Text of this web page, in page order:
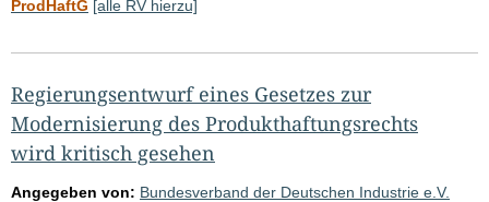
i
t
e
ProdHaftG [alle RV hierzu]
Regierungsentwurf eines Gesetzes zur
Modernisierung des Produkthaftungsrechts
wird kritisch gesehen
Angegeben von: Bundesverband der Deutschen Industrie e.V.